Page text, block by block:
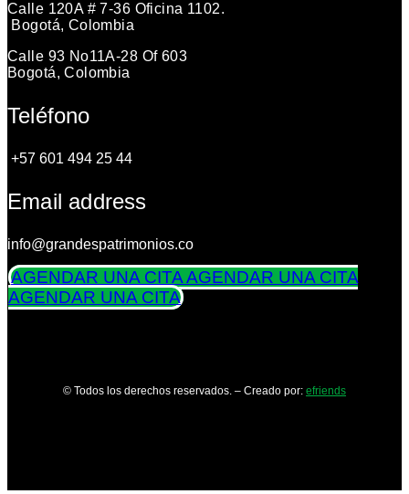
Calle 120A # 7-36 Oficina 1102.
Bogotá, Colombia
Calle 93 No11A-28 Of 603
Bogotá, Colombia
Teléfono
+57 601 494 25 44
Email address
info@grandespatrimonios.co
AGENDAR UNA CITAAGENDAR UNA CITA
AGENDAR UNA CITA
© Todos los derechos reservados. – Creado por: efriends